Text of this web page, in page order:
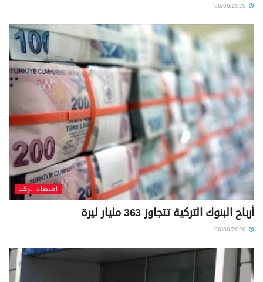
اقتصاد تركيا
أرباح البنوك التركية تتجاوز 363 مليار ليرة